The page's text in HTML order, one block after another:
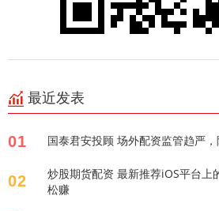
最近发表
01 国泰君安投顾 场外配资监管趋严，
02
炒股期货配资 最新推荐iOS平台上
松赚